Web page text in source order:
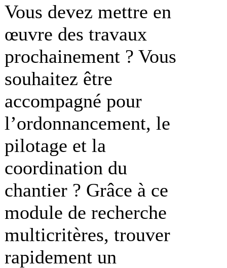
Vous devez mettre en
œuvre des travaux
prochainement ? Vous
souhaitez être
accompagné pour
l’ordonnancement, le
pilotage et la
coordination du
chantier ? Grâce à ce
module de recherche
multicritères, trouver
rapidement un